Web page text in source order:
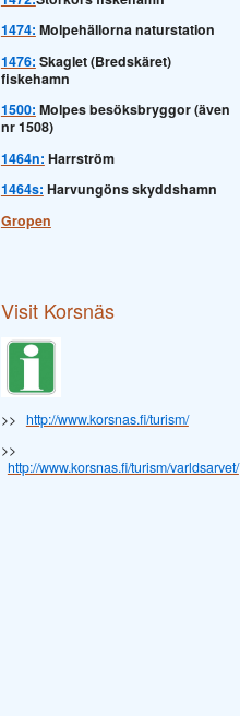
1474: Molpehällorna naturstation
1476: Skaglet (Bredskäret)
fiskehamn
1500: Molpes besöksbryggor (även
nr 1508)
1464n: Harrström
1464s: Harvungöns skyddshamn
Gropen
Visit Korsnäs
>> http://www.korsnas.fi/turism/
>>
http://www.korsnas.fi/turism/varldsarvet/